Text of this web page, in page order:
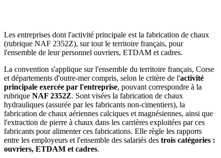
Les entreprises dont l'activité principale est la fabrication de chaux
(rubrique NAF 2352Z), sur tout le territoire français, pour
l'ensemble de leur personnel ouvriers, ETDAM et cadres.
La convention s'applique sur l'ensemble du territoire français, Corse
et départements d'outre-mer compris, selon le critère de l'activité
principale exercée par l'entreprise, pouvant correspondre à la
rubrique NAF 2352Z. Sont visées la fabrication de chaux
hydrauliques (assurée par les fabricants non-cimentiers), la
fabrication de chaux aériennes calciques et magnésiennes, ainsi que
l'extraction de pierre à chaux dans les carrières exploitées par ces
fabricants pour alimenter ces fabrications. Elle règle les rapports
entre les employeurs et l'ensemble des salariés des trois catégories :
ouvriers, ETDAM et cadres.